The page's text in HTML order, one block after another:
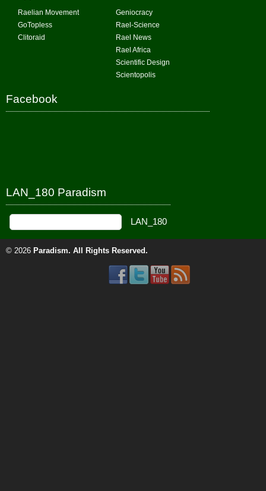
Raelian Movement
GoTopless
Clitoraid
Geniocracy
Rael-Science
Rael News
Rael Africa
Scientific Design
Scientopolis
Facebook
LAN_180 Paradism
© 2026 Paradism. All Rights Reserved.